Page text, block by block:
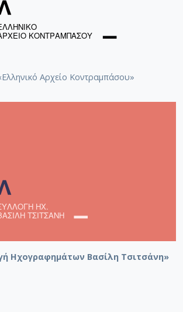
Αρχείο Κοντραμπάσου»
Ηχογραφημάτων Βασίλη Τσιτσάνη»